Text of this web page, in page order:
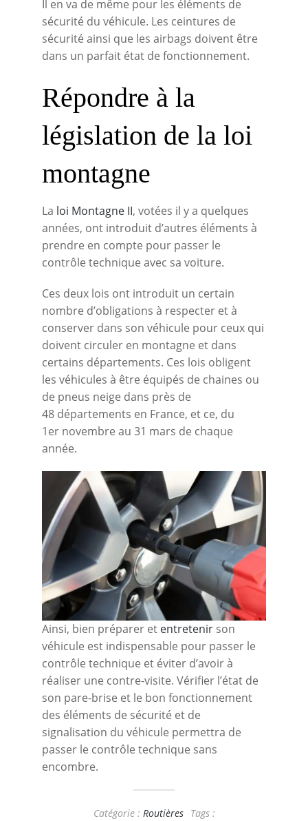
Il en va de même pour les éléments de
sécurité du véhicule. Les ceintures de
sécurité ainsi que les airbags doivent être
dans un parfait état de fonctionnement.
Répondre à la
législation de la loi
montagne
La loi Montagne II, votées il y a quelques
années, ont introduit d’autres éléments à
prendre en compte pour passer le
contrôle technique avec sa voiture.
Ces deux lois ont introduit un certain
nombre d’obligations à respecter et à
conserver dans son véhicule pour ceux qui
doivent circuler en montagne et dans
certains départements. Ces lois obligent
les véhicules à être équipés de chaines ou
de pneus neige dans près de
48 départements en France, et ce, du
1er novembre au 31 mars de chaque
année.
Ainsi, bien préparer et entretenir son
véhicule est indispensable pour passer le
contrôle technique et éviter d’avoir à
réaliser une contre-visite. Vérifier l’état de
son pare-brise et le bon fonctionnement
des éléments de sécurité et de
signalisation du véhicule permettra de
passer le contrôle technique sans
encombre.
Catégorie : Routières Tags :